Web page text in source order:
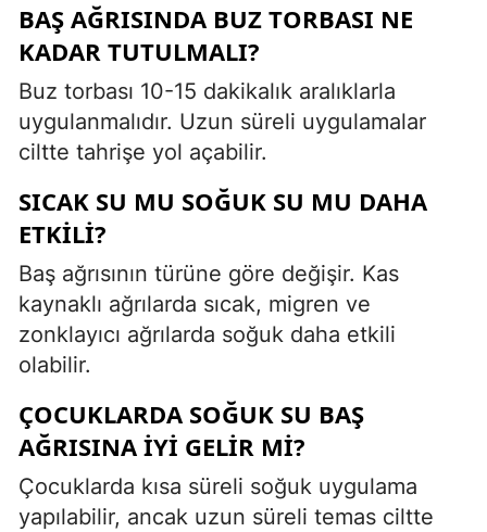
BAŞ AĞRISINDA BUZ TORBASI NE
KADAR TUTULMALI?
Buz torbası 10-15 dakikalık aralıklarla
uygulanmalıdır. Uzun süreli uygulamalar
ciltte tahrişe yol açabilir.
SICAK SU MU SOĞUK SU MU DAHA
ETKILI?
Baş ağrısının türüne göre değişir. Kas
kaynaklı ağrılarda sıcak, migren ve
zonklayıcı ağrılarda soğuk daha etkili
olabilir.
ÇOCUKLARDA SOĞUK SU BAŞ
AĞRISINA IYI GELIR MI?
Çocuklarda kısa süreli soğuk uygulama
yapılabilir, ancak uzun süreli temas ciltte